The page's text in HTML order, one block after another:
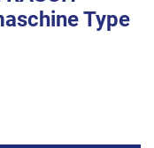
Type